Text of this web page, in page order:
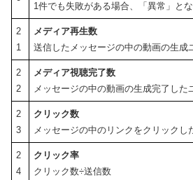
1件でも失敗がある場合、「異常」とな
2
1
メディア再生数
送信したメッセージの中の動画の生成
2
2
メディア視聴完了数
メッセージの中の動画の生成完了した
2
3
クリック数
メッセージの中のリンクをクリックし
2
4
クリック率
クリック数÷送信数